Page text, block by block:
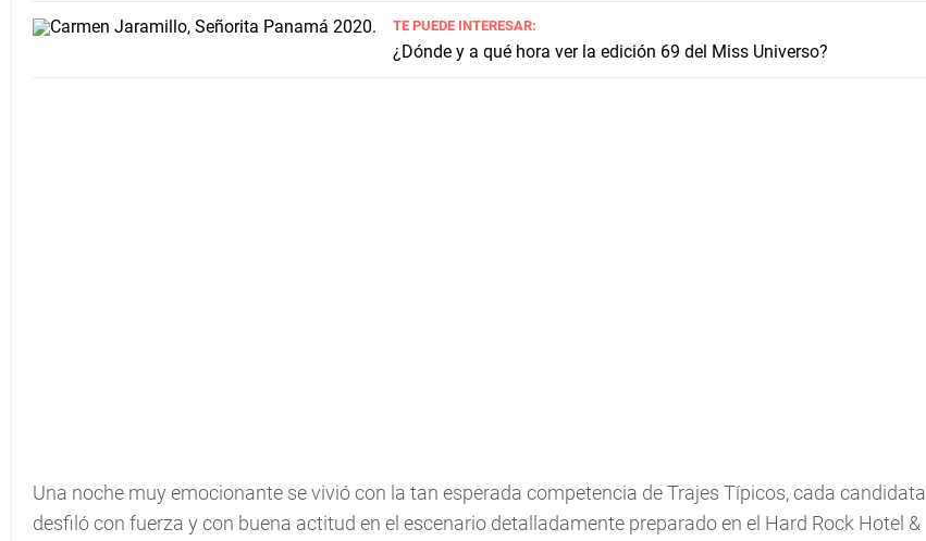
TE PUEDE INTERESAR:
¿Dónde y a qué hora ver la edición 69 del Miss Universo?
Una noche muy emocionante se vivió con la tan esperada competencia de Trajes Típicos, cada candidata
desfiló con fuerza y con buena actitud en el escenario detalladamente preparado en el Hard Rock Hotel &